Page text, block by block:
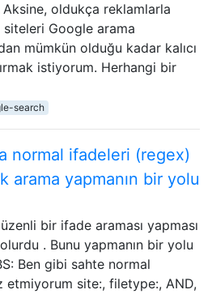
Aksine, oldukça reklamlarla
siteleri Google arama
mümkün olduğu kadar kalıcı
istiyorum. Herhangi bir
search
normal ifadeleri (regex)
arama yapmanın bir yolu
bir ifade araması yapması
. Bunu yapmanın bir yolu
Ben gibi sahte normal
etmiyorum site:, filetype:, AND,